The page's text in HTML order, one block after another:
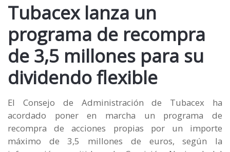
Tubacex lanza un
programa de recompra
de 3,5 millones para su
dividendo flexible
El Consejo de Administración de Tubacex ha
acordado poner en marcha un programa de
recompra de acciones propias por un importe
máximo de 3,5 millones de euros, según la